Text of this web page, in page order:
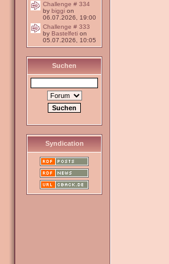
Challenge # 334
by biggi on
06.07.2026, 19:00
Challenge # 333
by Bastelfeti on
05.07.2026, 10:05
Suchen
Syndication